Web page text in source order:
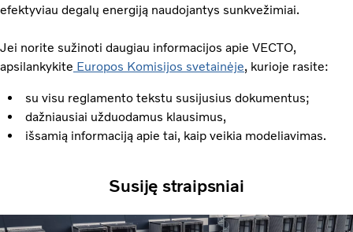
efektyviau degalų energiją naudojantys sunkvežimiai.
Jei norite sužinoti daugiau informacijos apie VECTO,
apsilankykite Europos Komisijos svetainėje, kurioje rasite:
su visu reglamento tekstu susijusius dokumentus;
dažniausiai užduodamus klausimus,
išsamią informaciją apie tai, kaip veikia modeliavimas.
Susiję straipsniai